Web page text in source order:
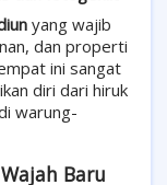
yang wajib
dan properti
ini sangat
diri dari hiruk
warung-
Baru